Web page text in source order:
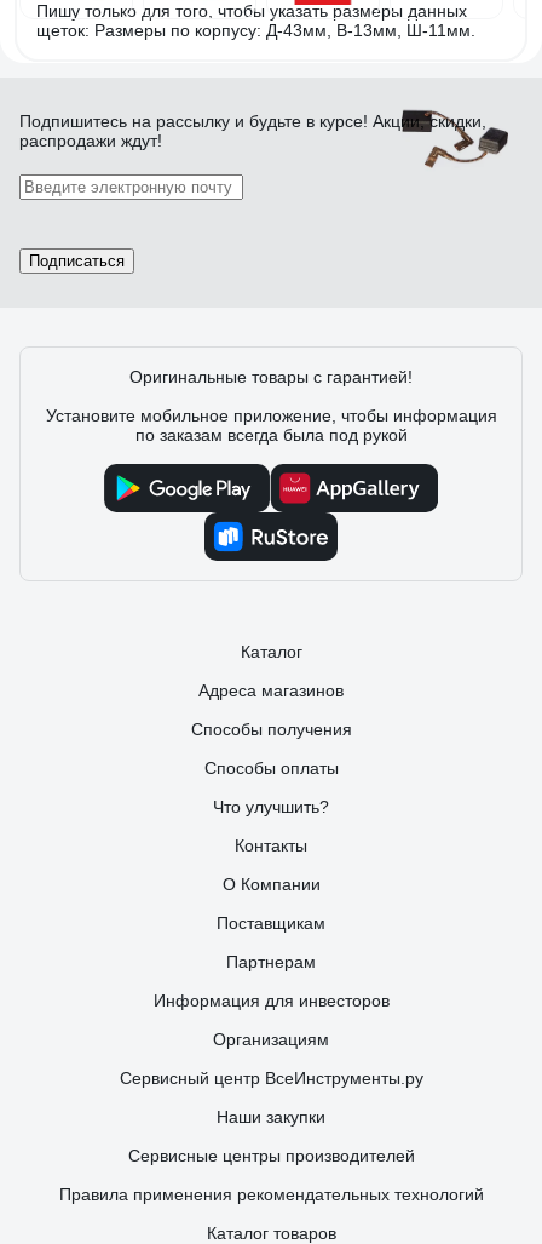
Пишу только для того, чтобы указать размеры данных
щеток: Размеры по корпусу: Д-43мм, В-13мм, Ш-11мм.
Подпишитесь на рассылку и будьте в курсе! Акции, скидки,
распродажи ждут!
Подписаться
Оригинальные товары с гарантией!
Установите мобильное приложение, чтобы информация
по заказам всегда была под рукой
Каталог
Адреса магазинов
Способы получения
Способы оплаты
Что улучшить?
Контакты
О Компании
Поставщикам
Партнерам
Информация для инвесторов
Организациям
Сервисный центр ВсеИнструменты.ру
Наши закупки
Сервисные центры производителей
Правила применения рекомендательных технологий
Каталог товаров